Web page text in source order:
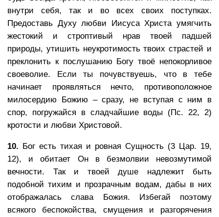
внутри себя, так и во всех своих поступках.
Предоставь Духу любви Иисуса Христа умягчить
жестокий и строптивый нрав твоей падшей
природы, утишить неукротимость твоих страстей и
преклонить к послушанию Богу твоё непокорливое
своеволие. Если ты почувствуешь, что в тебе
начинает проявляться нечто, противоположное
милосердию Божию – сразу, не вступая с ним в
спор, погружайся в сладчайшие воды (Пс. 22, 2)
кротости и любви Христовой.
10. Бог есть тихая и ровная Сущность (3 Цар. 19,
12), и обитает Он в безмолвии невозмутимой
вечности. Так и твоей душе надлежит быть
подобной тихим и прозрачным водам, дабы в них
отображалась слава Божия. Избегай поэтому
всякого беспокойства, смущения и разгорячения